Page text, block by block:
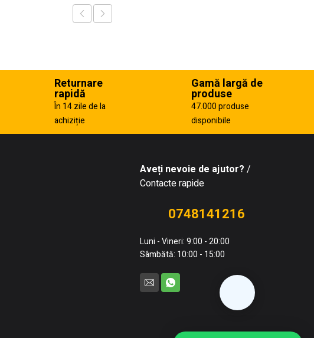
Returnare
rapidă
În 14 zile de la
achiziție
Gamă largă de
produse
47.000 produse
disponibile
Aveți nevoie de ajutor? /
Contacte rapide
0748141216
Luni - Vineri: 9:00 - 20:00
Sâmbătă: 10:00 - 15:00